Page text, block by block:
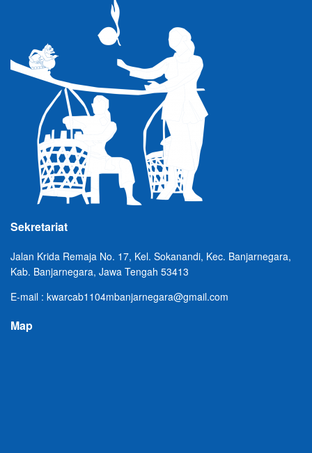
Sekretariat
Jalan Krida Remaja No. 17, Kel. Sokanandi, Kec. Banjarnegara,
Kab. Banjarnegara, Jawa Tengah 53413
E-mail : kwarcab1104mbanjarnegara@gmail.com
Map